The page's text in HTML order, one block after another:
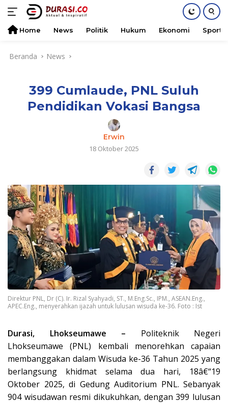
Home News Politik Hukum Ekonomi Sports
Beranda News
399 Cumlaude, PNL Suluh
Pendidikan Vokasi Bangsa
Erwin
18 Oktober 2025
Direktur PNL, Dr (C). Ir. Rizal Syahyadi, ST., M.Eng.Sc., IPM., ASEAN.Eng.,
APEC.Eng., menyerahkan ijazah untuk lulusan wisuda ke-36. Foto : Ist
Durasi, Lhokseumawe – Politeknik Negeri
Lhokseumawe (PNL) kembali menorehkan capaian
membanggakan dalam Wisuda ke-36 Tahun 2025 yang
berlangsung khidmat selama dua hari, 18â€“19
Oktober 2025, di Gedung Auditorium PNL. Sebanyak
904 wisudawan resmi dikukuhkan, dengan 399 lulusan